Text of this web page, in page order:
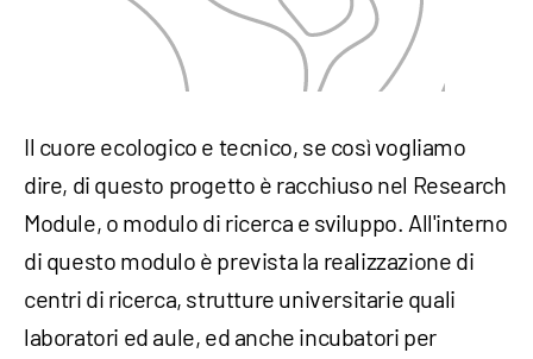
Il cuore ecologico e tecnico, se così vogliamo
dire, di questo progetto è racchiuso nel Research
Module, o modulo di ricerca e sviluppo. All'interno
di questo modulo è prevista la realizzazione di
centri di ricerca, strutture universitarie quali
laboratori ed aule, ed anche incubatori per